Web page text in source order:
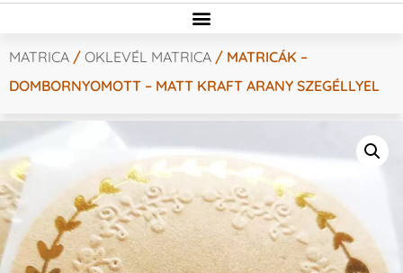
MATRICA / OKLEVÉL MATRICA / MATRICÁK –
DOMBORNYOMOTT – MATT KRAFT ARANY SZEGÉLLYEL